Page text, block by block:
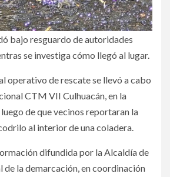
bajo resguardo de autoridades
se investiga cómo llegó al lugar.
operativo de rescate se llevó a cabo
CTM VII Culhuacán, en la
de que vecinos reportaran la
al interior de una coladera.
difundida por la Alcaldía de
de la demarcación, en coordinación